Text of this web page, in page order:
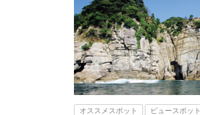
オススメスポット ビュースポット